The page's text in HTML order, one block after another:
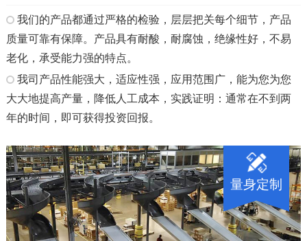
我们的产品都通过严格的检验，层层把关每个细节，产品
质量可靠有保障。产品具有耐酸，耐腐蚀，绝缘性好，不易
老化，承受能力强的特点。
我司产品性能强大，适应性强，应用范围广，能为您为您
大大地提高产量，降低人工成本，实践证明：通常在不到两
年的时间，即可获得投资回报。
量身定制